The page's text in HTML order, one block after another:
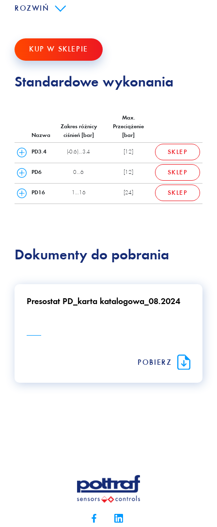
niezawodność działania, a także stabilność parametrów
Presostaty firmy Trafag mają możliwość montażu w
każdej pozycji.
ROZWIŃ
KUP W SKLEPIE
Standardowe wykonania
Nazwa
Zakres różnicy
ciśnień [bar]
Max.
Przeciążenie
[bar]
PD3.4 (-0.6)…3.4 [12] SKLEP
PD6 0…6 [12] SKLEP
PD16 1…16 [24] SKLEP
Dokumenty do pobrania
Presostat PD_karta katalogowa_08.2024
POBIERZ